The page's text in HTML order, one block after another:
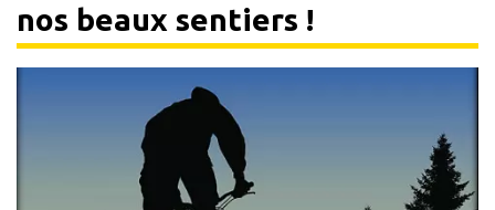
nos beaux sentiers !